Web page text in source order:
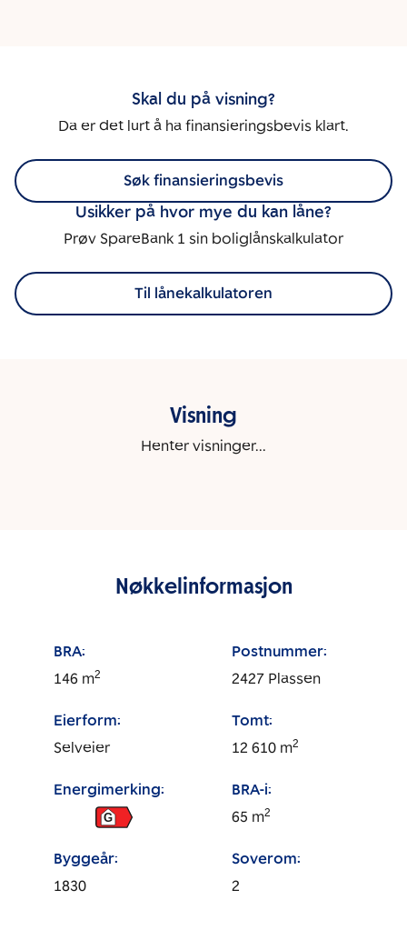
Skal du på visning?
Da er det lurt å ha finansieringsbevis klart.
Søk finansieringsbevis
Usikker på hvor mye du kan låne?
Prøv SpareBank 1 sin boliglånskalkulator
Til lånekalkulatoren
Visning
Henter visninger...
Nøkkelinformasjon
BRA:
146 m2
Postnummer:
2427 Plassen
Eierform:
Selveier
Tomt:
12 610 m2
Energimerking:
G
BRA-i:
65 m2
Byggeår:
1830
Soverom:
2